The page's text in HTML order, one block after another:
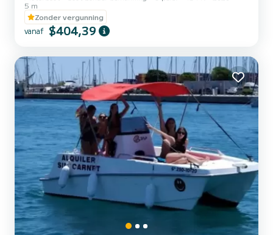
5 m
Zonder vergunning
vanaf $404,39